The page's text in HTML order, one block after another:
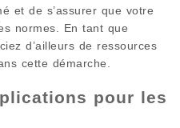
et de s’assurer que votre
normes. En tant que
d’ailleurs de ressources
cette démarche.
pour les